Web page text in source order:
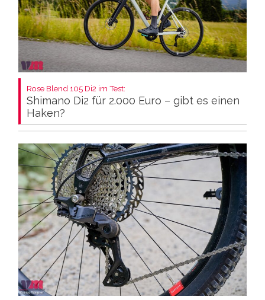
Rose Blend 105 Di2 im Test:
Shimano Di2 für 2.000 Euro – gibt es einen
Haken?